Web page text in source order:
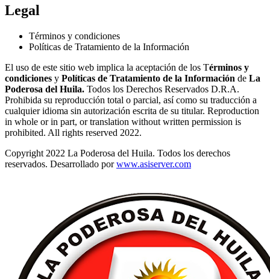
Legal
Términos y condiciones
Políticas de Tratamiento de la Información
El uso de este sitio web implica la aceptación de los Términos y
condiciones y Políticas de Tratamiento de la Información de La
Poderosa del Huila. Todos los Derechos Reservados D.R.A.
Prohibida su reproducción total o parcial, así como su traducción a
cualquier idioma sin autorización escrita de su titular. Reproduction
in whole or in part, or translation without written permission is
prohibited. All rights reserved 2022.
Copyright 2022 La Poderosa del Huila. Todos los derechos
reservados. Desarrollado porwww.asiserver.com